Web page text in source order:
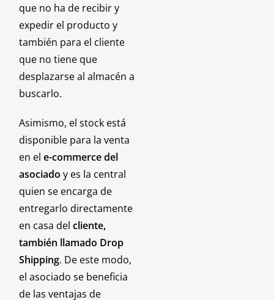
que no ha de recibir y
expedir el producto y
también para el cliente
que no tiene que
desplazarse al almacén a
buscarlo.
Asimismo, el stock está
disponible para la venta
en el e-commerce del
asociado y es la central
quien se encarga de
entregarlo directamente
en casa del cliente,
también llamado Drop
Shipping. De este modo,
el asociado se beneficia
de las ventajas de